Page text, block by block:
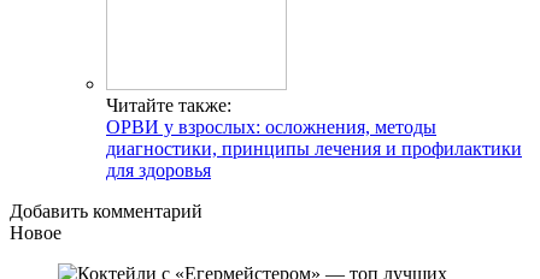
Читайте также:
ОРВИ у взрослых: осложнения, методы
диагностики, принципы лечения и профилактики
для здоровья
Добавить комментарий
Новое